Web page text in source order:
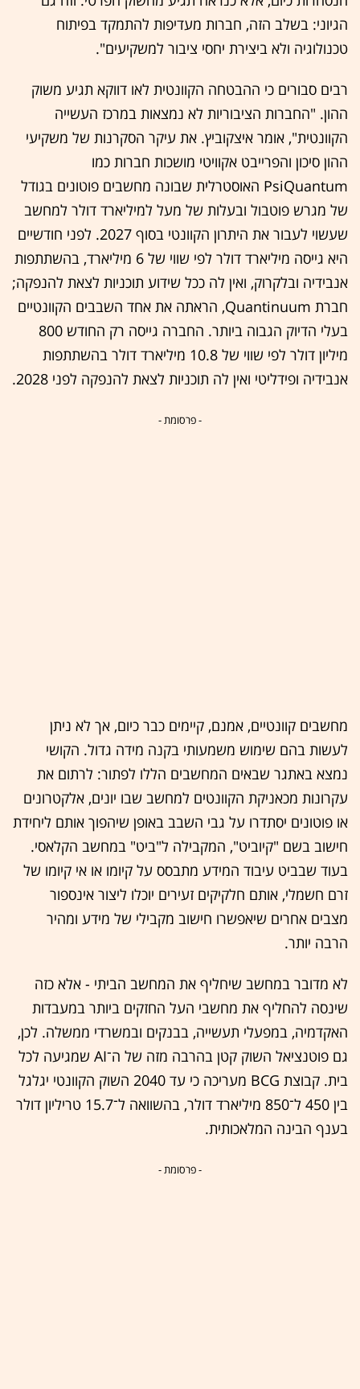
הגיוני: בשלב הזה, חברות מעדיפות להתמקד בפיתוח
טכנולוגיה ולא ביצירת יחסי ציבור למשקיעים".
רבים סבורים כי ההבטחה הקוונטית לאו דווקא תגיע משוק
ההון. "החברות הציבוריות לא נמצאות במרכז העשייה
הקוונטית", אומר איצקוביץ. את עיקר הסקרנות של משקיעי
ההון סיכון והפרייבט אקוויטי מושכות חברות כמו
PsiQuantum האוסטרלית שבונה מחשבים פוטונים בגודל
של מגרש פוטבול ובעלות של מעל למיליארד דולר למחשב
שעשוי לעבור את היתרון הקוונטי בסוף 2027. לפני חודשיים
היא גייסה מיליארד דולר לפי שווי של 6 מיליארד, בהשתתפות
אנבידיה ובלקרוק, ואין לה ככל שידוע תוכניות לצאת להנפקה;
חברת Quantinuum, הראתה את אחד השבבים הקוונטיים
בעלי הדיוק הגבוה ביותר. החברה גייסה רק החודש 800
מיליון דולר לפי שווי של 10.8 מיליארד דולר בהשתתפות
אנבידיה ופידליטי ואין לה תוכניות לצאת להנפקה לפני 2028.
- פרסומת -
מחשבים קוונטיים, אמנם, קיימים כבר כיום, אך לא ניתן
לעשות בהם שימוש משמעותי בקנה מידה גדול. הקושי
נמצא באתגר שבאים המחשבים הללו לפתור: לרתום את
עקרונות מכאניקת הקוונטים למחשב שבו יונים, אלקטרונים
או פוטונים יסתדרו על גבי השבב באופן שיהפוך אותם ליחידת
חישוב בשם "קיוביט", המקבילה ל"ביט" במחשב הקלאסי.
בעוד שבביט עיבוד המידע מתבסס על קיומו או אי קיומו של
זרם חשמלי, אותם חלקיקים זעירים יוכלו ליצור אינספור
מצבים אחרים שיאפשרו חישוב מקבילי של מידע ומהיר
הרבה יותר.
לא מדובר במחשב שיחליף את המחשב הביתי - אלא כזה
שינסה להחליף את מחשבי העל החזקים ביותר במעבדות
האקדמיה, במפעלי תעשייה, בבנקים ובמשרדי ממשלה. לכן,
גם פוטנציאל השוק קטן בהרבה מזה של ה־AI שמגיעה לכל
בית. קבוצת BCG מעריכה כי עד 2040 השוק הקוונטי יגלגל
בין 450 ל־850 מיליארד דולר, בהשוואה ל־15.7 טריליון דולר
בענף הבינה המלאכותית.
- פרסומת -